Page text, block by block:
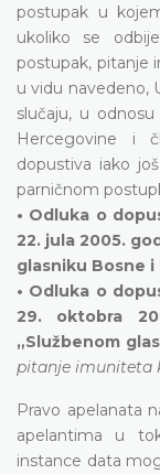
postupak u
ukoliko se
postupak, pitanje
u vidu navedeno,
slučaju, u
Hercegovine i
dopustiva iako
parničnom
• Odluka o
22. jula 2005.
glasniku Bosne
• Odluka o
29. oktobra
„Službenom
pitanje imuniteta
Pravo apelanata
apelantima u
instance data